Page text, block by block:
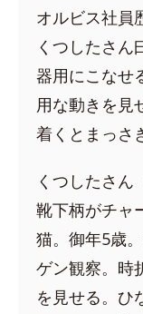
オルビス社員
くつしたさん
器用にこなせ
用な動きを見
着くとまっさ
くつしたさん
靴下柄がチャ
猫。御年5歳
ゲン観察。時
を見せる。ひ